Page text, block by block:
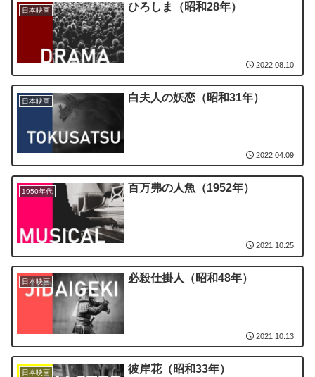
日本映画 ひろしま（昭和28年）
2022.08.10
日本映画 白夫人の妖恋（昭和31年）
2022.04.09
1950年代 百万弗の人魚（1952年）
2021.10.25
日本映画 必殺仕掛人（昭和48年）
2021.10.13
日本映画 彼岸花（昭和33年）